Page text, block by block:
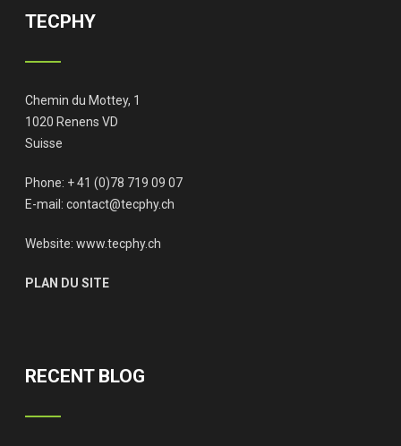
TECPHY
Chemin du Mottey, 1
1020 Renens VD
Suisse
Phone: + 41 (0)78 719 09 07
E-mail:contact@tecphy.ch
Website:www.tecphy.ch
PLAN DU SITE
RECENT BLOG